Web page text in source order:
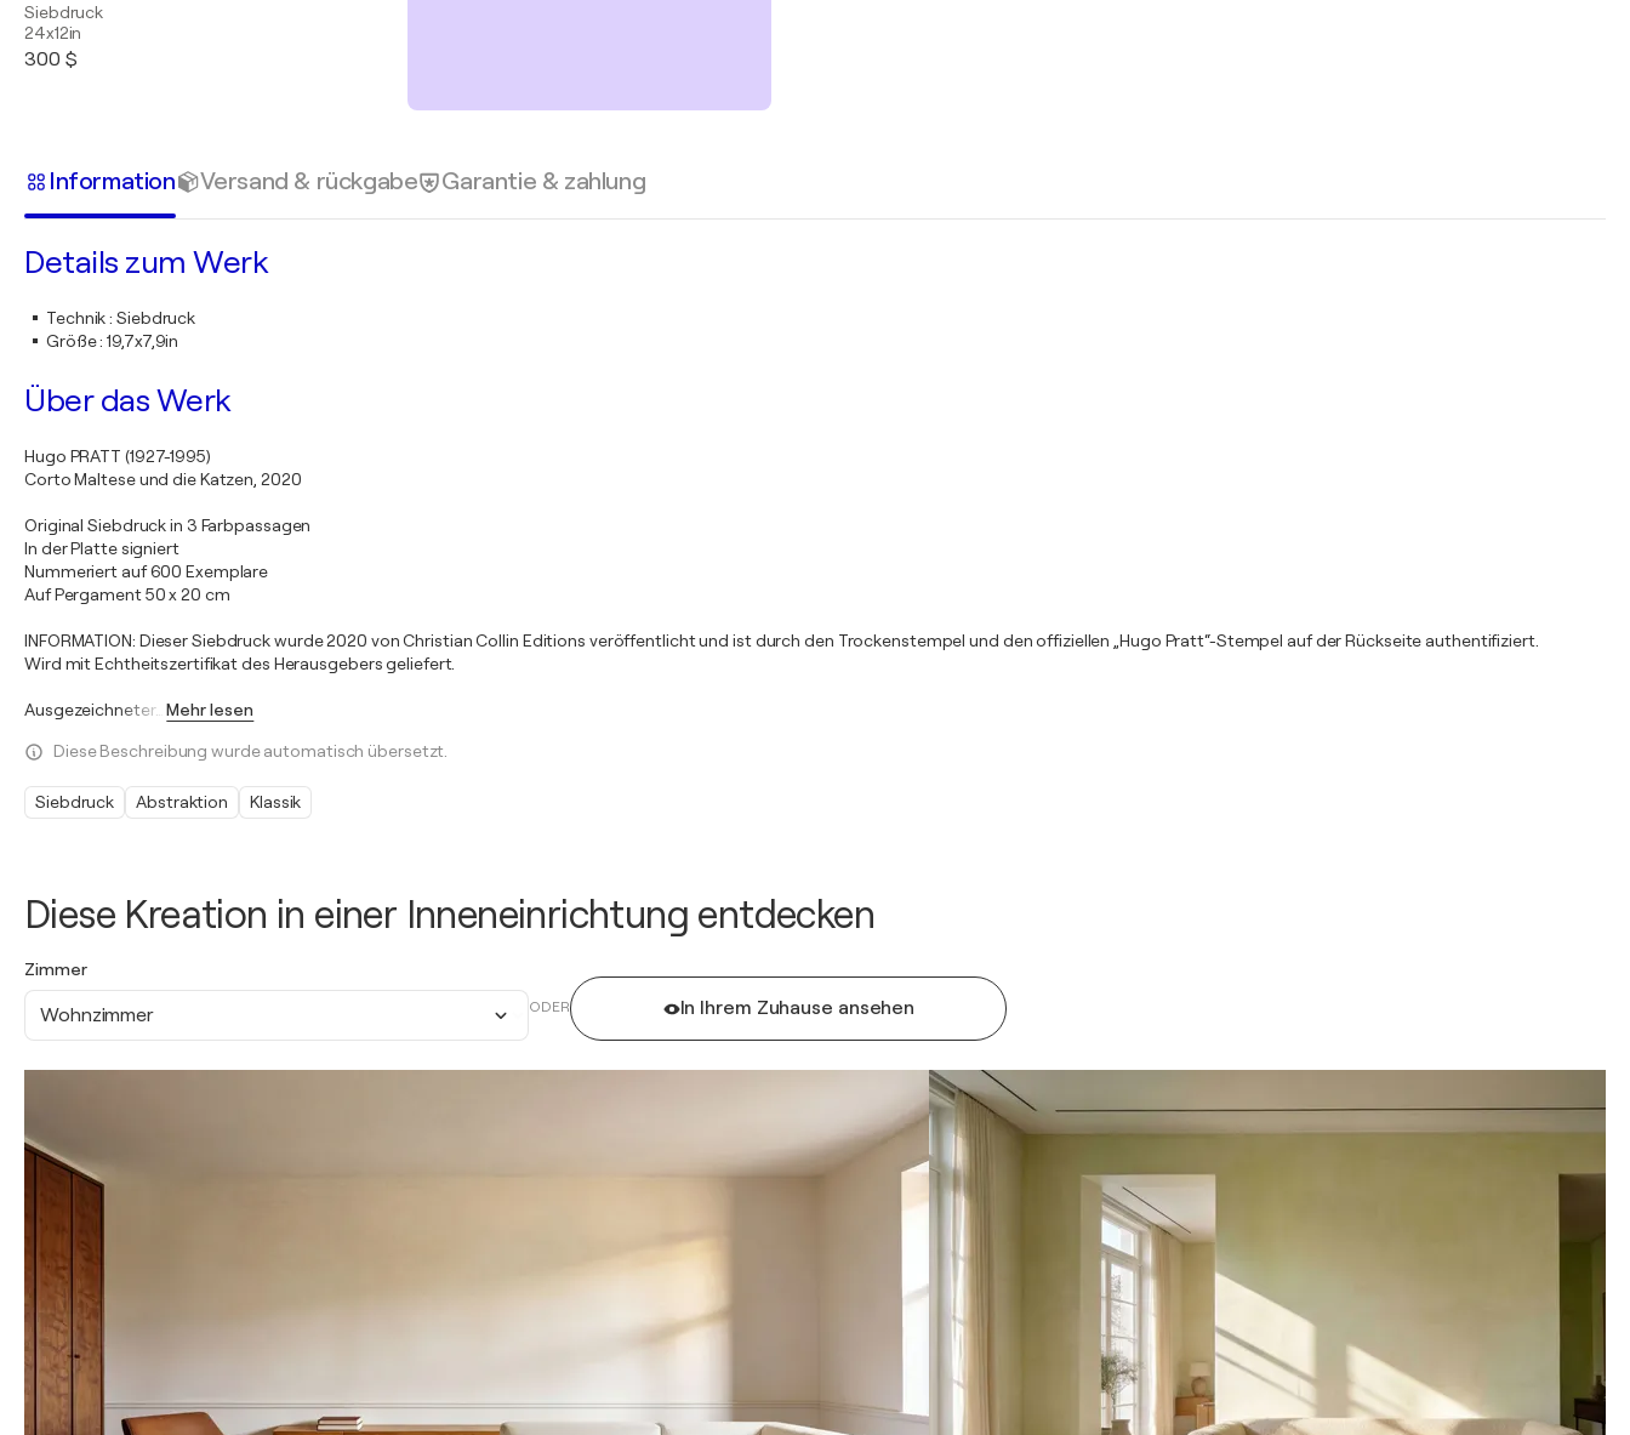
Diese Kreation in einer Inneneinrichtung entdecken
Zimmer
Wohnzimmer ODER In Ihrem Zuhause ansehen
Siebdruck
24x12in
300 $
Information Versand & rückgabe Garantie & zahlung
Details zum Werk
Technik:Siebdruck
Größe:19,7x7,9in
Über das Werk
Hugo PRATT (1927-1995)
Corto Maltese und die Katzen, 2020
Original Siebdruck in 3 Farbpassagen
In der Platte signiert
Nummeriert auf 600 Exemplare
Auf Pergament 50 x 20 cm
INFORMATION: Dieser Siebdruck wurde 2020 von Christian Collin Editions veröffentlicht und ist durch den Trockenstempel und den offiziellen „Hugo Pratt“-Stempel auf der Rückseite authentifiziert.
Wird mit Echtheitszertifikat des Herausgebers geliefert.
Ausgezeichneter… Mehr lesen
Diese Beschreibung wurde automatisch übersetzt.
Siebdruck Abstraktion Klassik